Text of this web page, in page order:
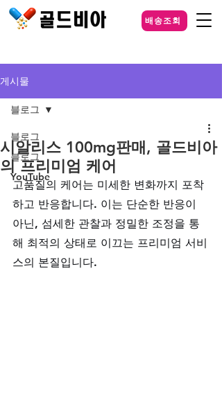
배송조회
게시물
블로그
블로그
YouTube
블로그
시알리스 100mg판매, 골드비아
의 프리미엄 케어
고품질의 케어는 미세한 변화까지 포착
하고 반응합니다. 이는 단순한 반응이
아닌, 섬세한 관찰과 정밀한 조정을 통
해 최적의 상태로 이끄는 프리미엄 서비
스의 본질입니다.